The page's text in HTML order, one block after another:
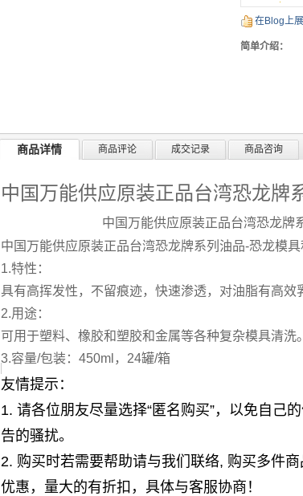
在Blog上
简单介绍：
商品详情 商品评论 成交记录 商品咨询
中国万能供应原装正品台湾恐龙牌
中国万能供应原装正品台湾恐龙牌
中国万能供应原装正品台湾恐龙牌系列油品-恐龙模具
1.特性：
具有高挥发性，不留痕迹，快速渗透，对油脂有高
2.用途：
可用于塑料、橡胶和塑胶和金属等各种复杂模具清洗。
3.容量/包装：450ml，24罐/箱
友情提示：
1. 请各位朋友尽量选择“匿名购买”，以免自己
告的骚扰。
2. 购买时若需要帮助请与我们联络, 购买多件
优惠，量大的有折扣，具体与客服协商！